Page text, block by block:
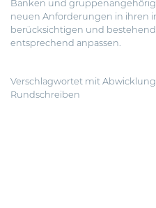
Banken und
neuen Anforderungen in ihren
berücksichtigen und
entsprechend anpassen.
Verschlagwortet mit
Rundschreiben